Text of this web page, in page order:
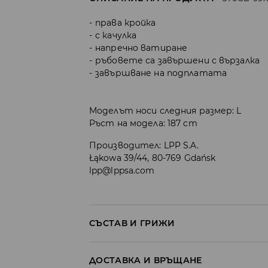
права кройка
с качулка
напречно ватиране
ръбовете са завършени с вързалка
завършване на подплатата
Моделът носи следния размер: L
Ръст на модела: 187 cm
Производител: LPP S.A.
Łąkowa 39/44, 80-769 Gdańsk
lpp@lppsa.com
СЪСТАВ И ГРИЖИ
ПЪРВА МАТЕРИЯ: 100% ПОЛИЕСТЕР
ДОСТАВКА И ВРЪЩАНЕ